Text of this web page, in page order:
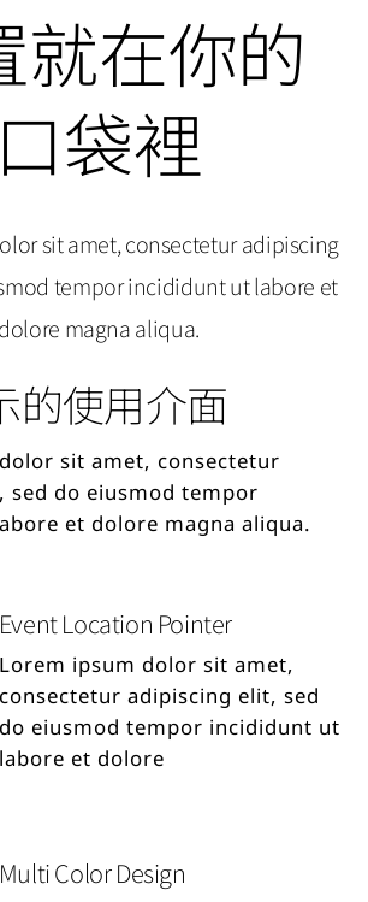
就在你的
口袋裡
sit amet, consectetur adipiscing
tempor incididunt ut labore et
dolore magna aliqua.
的使用介面
sit amet, consectetur
sed do eiusmod tempor
et dolore magna aliqua.
Event Location Pointer
Lorem ipsum dolor sit amet,
consectetur adipiscing elit, sed
do eiusmod tempor incididunt ut
labore et dolore
Multi Color Design